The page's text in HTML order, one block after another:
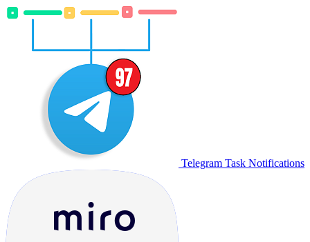
Telegram Task Notifications